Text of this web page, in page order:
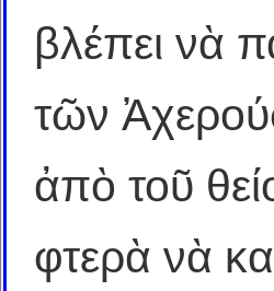
βλέπει νὰ
τῶν
ἀπὸ τοῦ
φτερὰ νὰ